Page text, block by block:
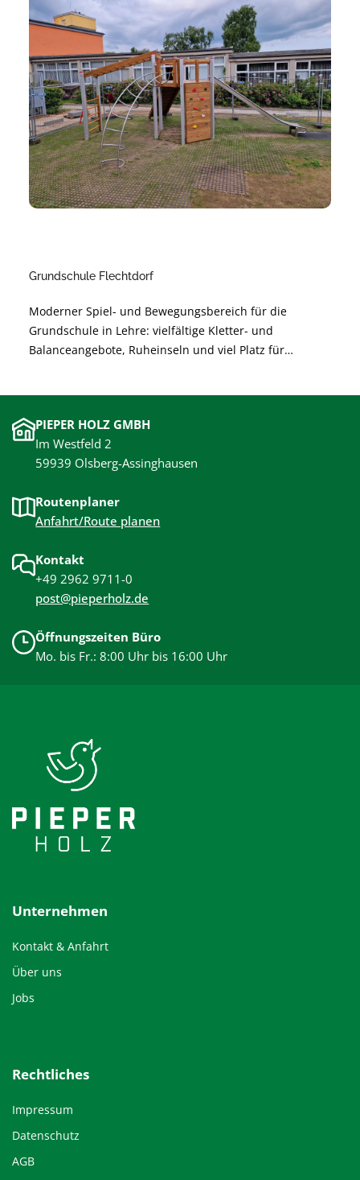
Nachhaltig geplant und modular erweiterbar – für
langfristige Freude und hohe Alltagstauglichkeit.
Grundschule Flechtdorf
Moderner Spiel- und Bewegungsbereich für die
Grundschule in Lehre: vielfältige Kletter- und
Balanceangebote, Ruheinseln und viel Platz für
für unbeschwertes Spielen.
PIEPER HOLZ GMBH
Im Westfeld 2
59939 Olsberg-Assinghausen
Routenplaner
Anfahrt/Route planen
Kontakt
+49 2962 9711-0
post@pieperholz.de
Öffnungszeiten Büro
Mo. bis Fr.: 8:00 Uhr bis 16:00 Uhr
Unternehmen
Kontakt & Anfahrt
Über uns
Jobs
Rechtliches
Impressum
Datenschutz
AGB